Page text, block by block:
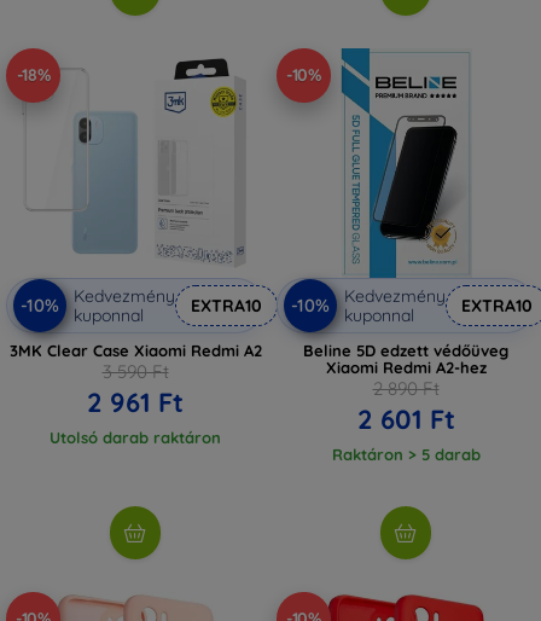
-18%
-10%
Kedvezmény
kuponnal
EXTRA10
3MK Clear Case Xiaomi Redmi A2
3 590 Ft
2 961 Ft
Utolsó darab raktáron
-10%
-10%
Kedvezmény
kuponnal
EXTRA10
Beline 5D edzett védőüveg
Xiaomi Redmi A2-hez
2 890 Ft
2 601 Ft
Raktáron > 5 darab